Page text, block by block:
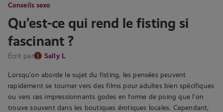
Conseils sexo
Qu’est-ce qui rend le fisting si
fascinant ?
Écrit par Sally L
Lorsqu’on aborde le sujet du fisting, les pensées peuvent
rapidement se tourner vers des films pour adultes bien spécifiques
ou vers ces impressionnants godes en forme de poing que l’on
trouve souvent dans les boutiques érotiques locales. Cependant,